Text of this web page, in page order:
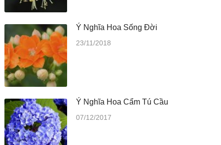
Ý Nghĩa Hoa Sống Đời
23/11/2018
Ý Nghĩa Hoa Cẩm Tú Cầu
07/12/2017